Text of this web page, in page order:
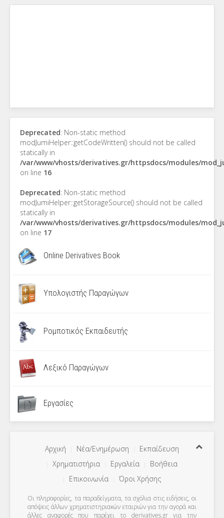
Deprecated: Non-static method
modJumiHelper::getCodeWritten() should not be called
statically in
/var/www/vhosts/derivatives.gr/httpsdocs/modules/
on line 16
Deprecated: Non-static method
modJumiHelper::getStorageSource() should not be called
statically in
/var/www/vhosts/derivatives.gr/httpsdocs/modules/
on line 17
Online Derivatives Book
Υπολογιστής Παραγώγων
Ρομποτικός Εκπαιδευτής
Λεξικό Παραγώγων
Εργασίες
Αρχική Νέα/Ενημέρωση
Εκπαίδευση
Χρηματιστήρια
Εργαλεία
Βοήθεια
Επικοινωνία
Όροι Χρήσης
Οι πληροφορίες, τα παραδείγματα, τα σχόλια στις ειδήσεις, οι
απόψεις άλλων χρηματιστηριακών εταιριών για την αγορά και
άλλες αναφορές που παρέχει το derivatives.gr για την